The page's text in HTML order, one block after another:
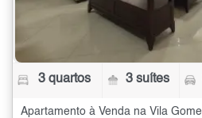
3 quartos 3 suítes